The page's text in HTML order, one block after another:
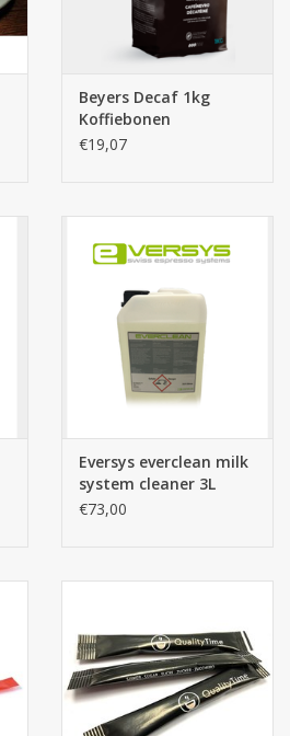
Beyers Decaf 1kg
Koffiebonen
€19,07
Eversys everclean milk
system cleaner 3L
€73,00